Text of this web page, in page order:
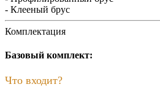
- Клееный брус
Комплектация
Базовый комплект:
Что входит?